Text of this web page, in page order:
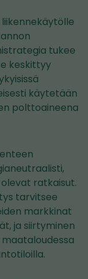
tukee
keskittyy
käytetään
polttoaineena
ratkaisut.
tarvitsee
markkinat
ja siirtyminen